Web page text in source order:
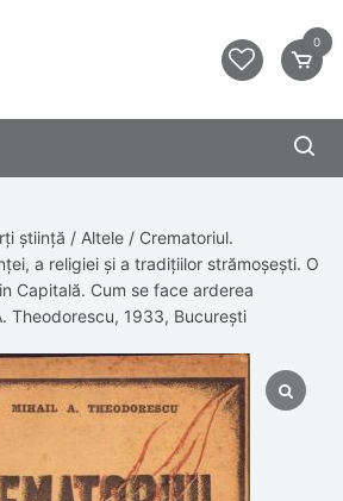
0
știință / Altele / Crematoriul.
a religiei și a tradițiilor strămoșești. O
Capitală. Cum se face arderea
Theodorescu, 1933, București